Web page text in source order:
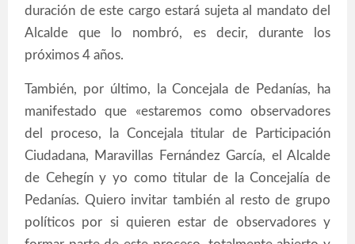
duración de este cargo estará sujeta al mandato del
Alcalde que lo nombró, es decir, durante los
próximos 4 años.
También, por último, la Concejala de Pedanías, ha
manifestado que «estaremos como observadores
del proceso, la Concejala titular de Participación
Ciudadana, Maravillas Fernández García, el Alcalde
de Cehegín y yo como titular de la Concejalía de
Pedanías. Quiero invitar también al resto de grupo
políticos por si quieren estar de observadores y